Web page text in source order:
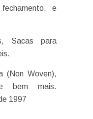
e
Sacas para
(Non Woven),
bem mais.
1997